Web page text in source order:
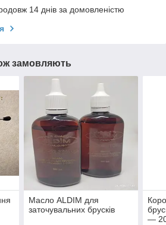
14 днів за домовленістю
замовляють
Масло ALDIM для
заточувальних брусків
—